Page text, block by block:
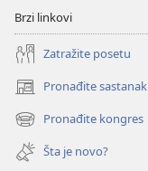
Brzi linkovi
Zatražite posetu
Pronađite sastanak
(otvara
novi
prozor)
Pronađite kongres
(otvara
novi
prozor)
Šta je novo?